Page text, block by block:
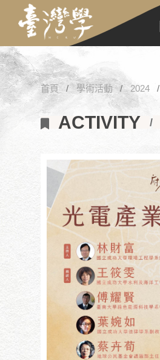
首頁 學術活動 2024
ACTIVITY